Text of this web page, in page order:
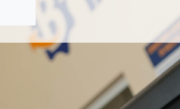
almacenadas